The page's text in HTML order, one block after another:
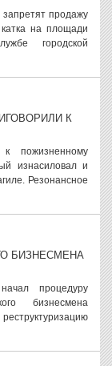
запретят продажу
на площади
городской
К
к пожизненному
изнасиловал и
Резонансное
БИЗНЕСМЕНА
процедуру
бизнесмена